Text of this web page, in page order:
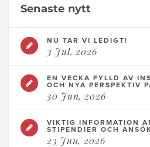
Senaste nytt
NU TAR VI LEDIGT!
3 Jul, 2026
EN VECKA FYLLD AV
OCH NYA PERSPEKTIV
30 Jun, 2026
VIKTIG INFORMATION
STIPENDIER OCH
23 Jun, 2026